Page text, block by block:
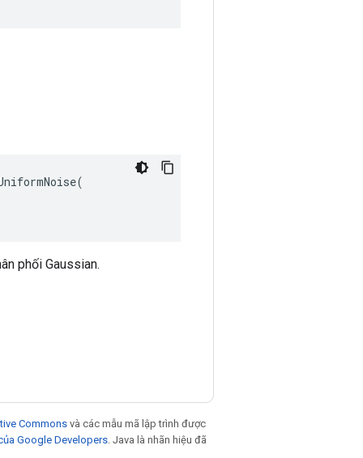
phối Gaussian.
Commons và các mẫu mã lập trình được
Google Developers . Java là nhãn hiệu đã